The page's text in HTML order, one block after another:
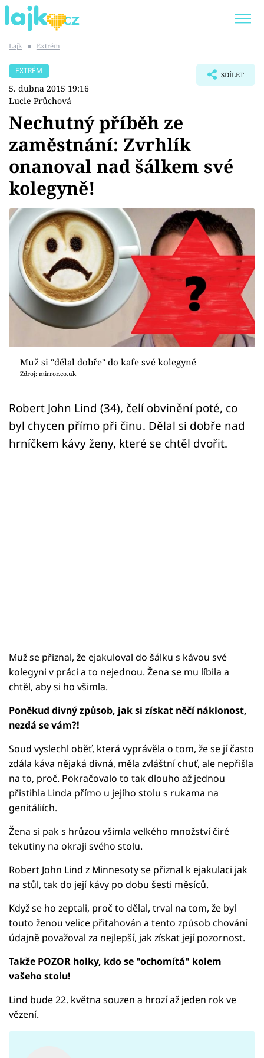
SHOPAHOLICADEL
Témata
Showbyznys
Youtubeři
Virály
Sex a vztahy
Videa
Sledujte prima+
Přihlášení
Sledujte nás
Lajk ■ Extrém
EXTRÉM
5. dubna 2015 19:16
Lucie Průchová
SDÍLET
Nechutný příběh ze
zaměstnání: Zvrhlík
onanoval nad šálkem své
kolegyně!
Muž si "dělal dobře" do kafe své kolegyně
Zdroj: mirror.co.uk
Robert John Lind (34), čelí obvinění poté, co
byl chycen přímo při činu. Dělal si dobře nad
hrníčkem kávy ženy, které se chtěl dvořit.
Muž se přiznal, že ejakuloval do šálku s kávou své
kolegyni v práci a to nejednou. Žena se mu líbila a
chtěl, aby si ho všimla.
Poněkud divný způsob, jak si získat něčí náklonost,
nezdá se vám?!
Soud vyslechl oběť, která vyprávěla o tom, že se jí často
zdála káva nějaká divná, měla zvláštní chuť, ale nepřišla
na to, proč. Pokračovalo to tak dlouho až jednou
přistihla Linda přímo u jejího stolu s rukama na
genitáliích.
Žena si pak s hrůzou všimla velkého množství čiré
tekutiny na okraji svého stolu.
Robert John Lind z Minnesoty se přiznal k ejakulaci jak
na stůl, tak do její kávy po dobu šesti měsíců.
Když se ho zeptali, proč to dělal, trval na tom, že byl
touto ženou velice přitahován a tento způsob chování
údajně považoval za nejlepší, jak získat její pozornost.
Takže POZOR holky, kdo se "ochomítá" kolem
vašeho stolu!
Lind bude 22. května souzen a hrozí až jeden rok ve
vězení.